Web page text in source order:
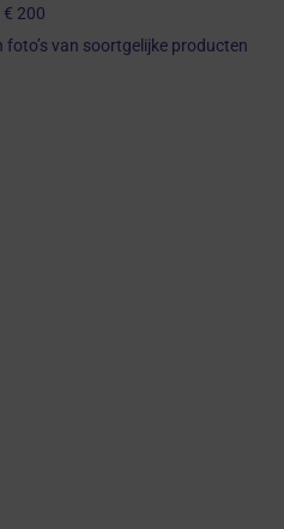
200
foto’s van soortgelijke producten